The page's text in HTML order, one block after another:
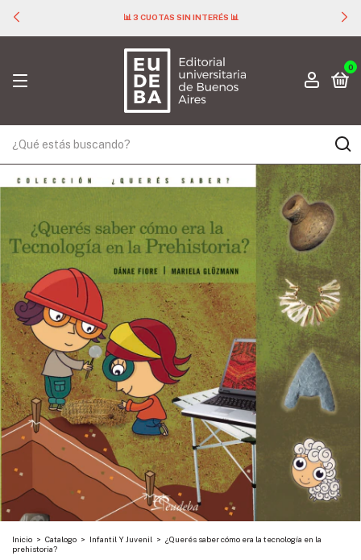
📊 3 CUOTAS SIN INTERÉS 📊
0
Inicio > Catalogo > Infantil Y Juvenil > ¿Querés saber cómo era la tecnología en la
prehistoria?